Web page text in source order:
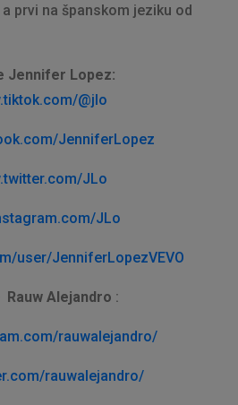
prvi na španskom jeziku od
Jennifer Lopez:
@jlo
JenniferLopez
JLo
JLo
user/JenniferLopezVEVO
Rauw Alejandro :
rauwalejandro/
rauwalejandro/